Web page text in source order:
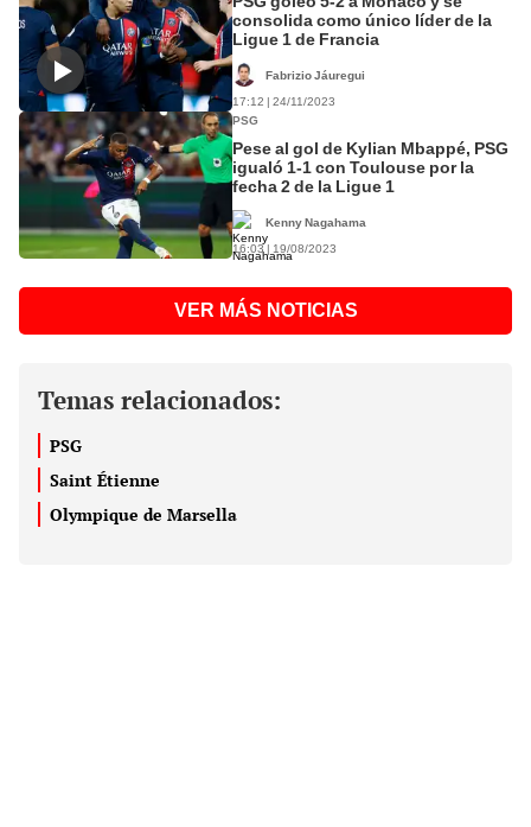
consolida como único líder de la
Ligue 1 de Francia
Fabrizio Jáuregui
17:12 | 24/11/2023
PSG
Pese al gol de Kylian Mbappé, PSG
igualó 1-1 con Toulouse por la
fecha 2 de la Ligue 1
Kenny Nagahama
16:03 | 19/08/2023
VER MÁS NOTICIAS
Temas relacionados:
PSG
Saint Étienne
Olympique de Marsella